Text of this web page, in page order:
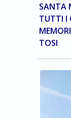
SANTA
TUTTI I
TOSI